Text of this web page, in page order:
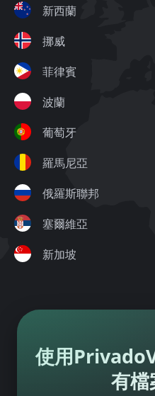
新西蘭
挪威
菲律賓
波蘭
葡萄牙
羅馬尼亞
俄羅斯聯邦
塞爾維亞
新加坡
使用
有檔